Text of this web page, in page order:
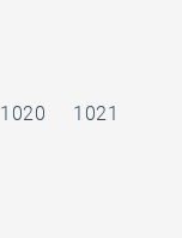
1020
1021